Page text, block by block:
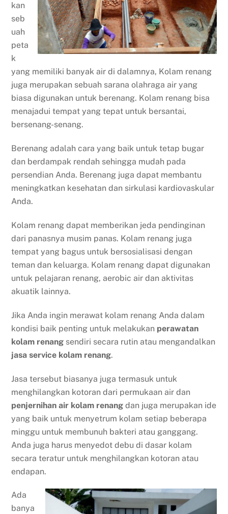
kan
seb
uah
peta
k
yang memiliki banyak air di dalamnya, Kolam renang
juga merupakan sebuah sarana olahraga air yang
biasa digunakan untuk berenang. Kolam renang bisa
menajadui tempat yang tepat untuk bersantai,
bersenang-senang.
Berenang adalah cara yang baik untuk tetap bugar
dan berdampak rendah sehingga mudah pada
persendian Anda. Berenang juga dapat membantu
meningkatkan kesehatan dan sirkulasi kardiovaskular
Anda.
Kolam renang dapat memberikan jeda pendinginan
dari panasnya musim panas. Kolam renang juga
tempat yang bagus untuk bersosialisasi dengan
teman dan keluarga. Kolam renang dapat digunakan
untuk pelajaran renang, aerobic air dan aktivitas
akuatik lainnya.
Jika Anda ingin merawat kolam renang Anda dalam
kondisi baik penting untuk melakukan perawatan
kolam renang sendiri secara rutin atau mengandalkan
jasa service kolam renang.
Jasa tersebut biasanya juga termasuk untuk
menghilangkan kotoran dari permukaan air dan
penjernihan air kolam renang dan juga merupakan ide
yang baik untuk menyetrum kolam setiap beberapa
minggu untuk membunuh bakteri atau ganggang.
Anda juga harus menyedot debu di dasar kolam
secara teratur untuk menghilangkan kotoran atau
endapan.
Ada
banya